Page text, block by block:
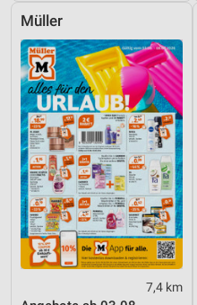
Müller
7,4 km
Performance
Funktional
Werbung